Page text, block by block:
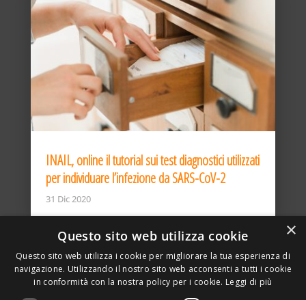
INAIL, online il tutorial sui test diagnostici utilizzati
per individuare l’infezione da SARS-CoV-2
31 Dic 2020
×
Questo sito web utilizza cookie
Questo sito web utilizza i cookie per migliorare la tua esperienza di
navigazione. Utilizzando il nostro sito web acconsenti a tutti i cookie
in conformità con la nostra policy per i cookie. Leggi di più